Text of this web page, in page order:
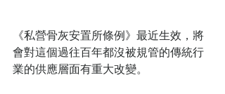
《私營骨灰安置所條例》最近生效，將
會對這個過往百年都沒被規管的傳統行
業的供應層面有重大改變。